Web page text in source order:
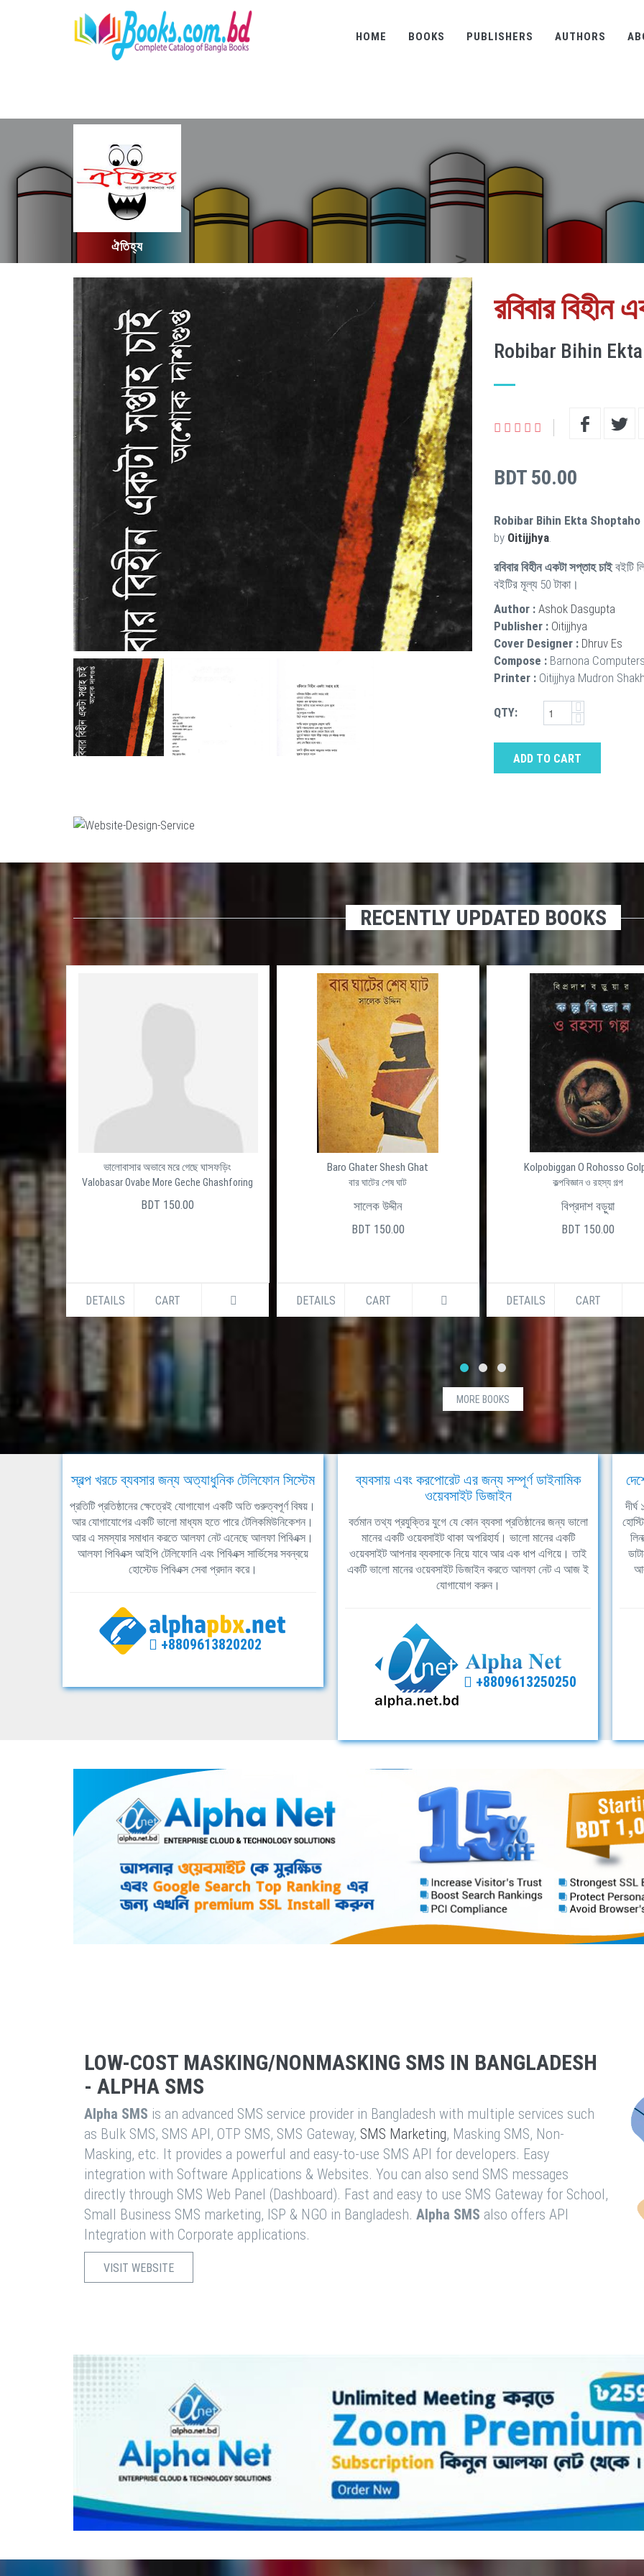
HOME BOOKS PUBLISHERS AUTHORS
ঐতিহ্য
রবিবার বিহীন
Robibar Bihin
BDT 50.00
Robibar Bihin Ekta Shoptaho
by Oitijjhya.
রবিবার বিহীন একটা সপ্তাহ চাইবইটি
বইটির মূল্য 50 টাকা।
Author : Ashok Dasgupta
Publisher : Oitijjhya
Cover Designer : Dhruv Es
Compose : Barnona
Printer : Oitijjhya Mudron
QTY:
ADD TO CART
RECENTLY UPDATED BOOKS
ভালোবাসার অভাবে মরে গেছে ঘাসফড়িং
Valobasar Ovabe More Geche Ghashforing
BDT 150.00
DETAILS CART
Baro Ghater Shesh Ghat
বার ঘাটের শেষ ঘাট
সালেক উদ্দীন
BDT 150.00
DETAILS CART
Kolpobiggan O Rohosso
কল্পবিজ্ঞান ও রহস্য গল্প
বিপ্রদাশ বড়ুয়া
BDT 150.00
DETAILS CART
MORE BOOKS
স্বল্প খরচে ব্যবসার জন্য অত্যাধুনিক টেলিফোন সিস্টেম
প্রতিটি প্রতিষ্ঠানের ক্ষেত্রেই যোগাযোগ একটি অতি গুরুত্বপূর্ণ বিষয়।
আর যোগাযোগের একটি ভালো মাধ্যম হতে পারে টেলিকমিউনিকেশন।
আর এ সমস্যার সমাধান করতে আলফা নেট এনেছে আলফা পিবিএক্স।
আলফা পিবিএক্স আইপি টেলিফোনি এবং পিবিএক্স সার্ভিসের সবন্বয়ে
হোস্টেড পিবিএক্স সেবা প্রদান করে।
+8809613820202
ব্যবসায় এবং করপোরেট এর জন্য সম্পূর্ণ ডাইনামিক
ওয়েবসাইট ডিজাইন
বর্তমান তথ্য প্রযুক্তির যুগে যে কোন ব্যবসা প্রতিষ্ঠানের জন্য ভালো
মানের একটি ওয়েবসাইট থাকা অপরিহার্য। ভালো মানের একটি
ওয়েবসাইট আপনার ব্যবসাকে নিয়ে যাবে আর এক ধাপ এগিয়ে। তাই
একটি ভালো মানের ওয়েবসাইট ডিজাইন করতে আলফা নেট এ আজ ই
যোগাযোগ করুন।
+8809613250250
LOW-COST MASKING/NONMASKING SMS IN BANGLADESH
- ALPHA SMS
Alpha SMS is an advanced SMS service provider in Bangladesh with multiple services such
as Bulk SMS, SMS API, OTP SMS, SMS Gateway, SMS Marketing, Masking SMS, Non-
Masking, etc. It provides a powerful and easy-to-use SMS API for developers. Easy
integration with Software Applications & Websites. You can also send SMS messages
directly through SMS Web Panel (Dashboard). Fast and easy to use SMS Gateway for School,
Small Business SMS marketing, ISP & NGO in Bangladesh. Alpha SMS also offers API
Integration with Corporate applications.
VISIT WEBSITE